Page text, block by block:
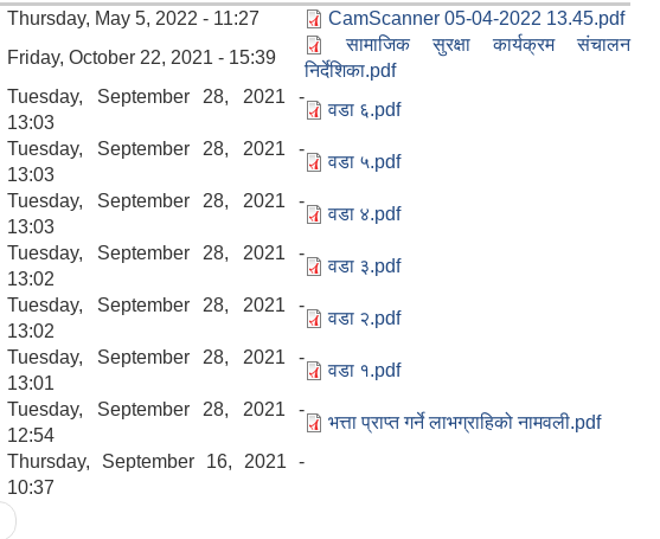
Thursday, May 5, 2022 - 11:27 CamScanner 05-04-2022 13.45.pdf
Friday, October 22, 2021 - 15:39
सामाजिक सुरक्षा कार्यक्रम संचालन
निर्देशिका.pdf
Tuesday, September 28, 2021 -
13:03
वडा ६.pdf
Tuesday, September 28, 2021 -
13:03
वडा ५.pdf
Tuesday, September 28, 2021 -
13:03
वडा ४.pdf
Tuesday, September 28, 2021 -
13:02
वडा ३.pdf
Tuesday, September 28, 2021 -
13:02
वडा २.pdf
Tuesday, September 28, 2021 -
13:01
वडा १.pdf
Tuesday, September 28, 2021 -
12:54
भत्ता प्राप्त गर्ने लाभग्राहिको नामवली.pdf
Thursday, September 16, 2021 -
10:37